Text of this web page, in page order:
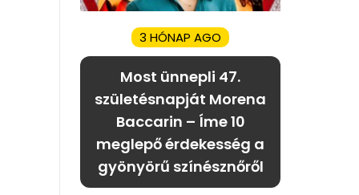
3 HÓNAP AGO
Most ünnepli 47.
születésnapját Morena
Baccarin – Íme 10
meglepő érdekesség a
gyönyörű színésznőről